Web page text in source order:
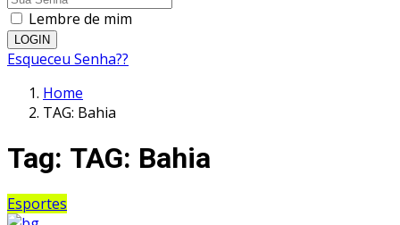
Lembre de mim
LOGIN
Esqueceu Senha??
Home
TAG: Bahia
Tag: TAG: Bahia
Esportes